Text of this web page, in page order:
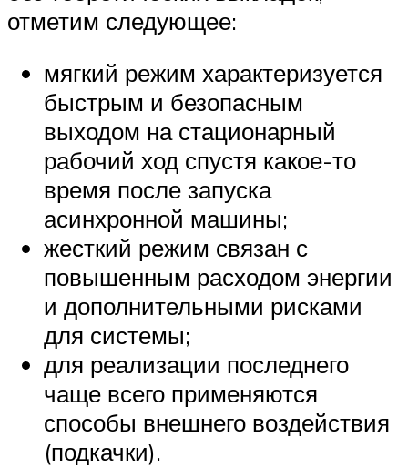
отметим следующее:
мягкий режим характеризуется
быстрым и безопасным
выходом на стационарный
рабочий ход спустя какое-то
время после запуска
асинхронной машины;
жесткий режим связан с
повышенным расходом энергии
и дополнительными рисками
для системы;
для реализации последнего
чаще всего применяются
способы внешнего воздействия
(подкачки).